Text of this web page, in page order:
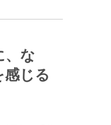
、な
感じる